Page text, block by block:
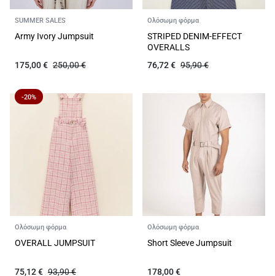
SUMMER SALES
Army Ivory Jumpsuit
250,00€
175,00€
Ολόσωμη φόρμα
STRIPED DENIM-EFFECT
OVERALLS
95,90€
76,72€
-20%
Ολόσωμη φόρμα
OVERALL JUMPSUIT
93,90€
75,12€
Ολόσωμη φόρμα
Short Sleeve Jumpsuit
178,00€